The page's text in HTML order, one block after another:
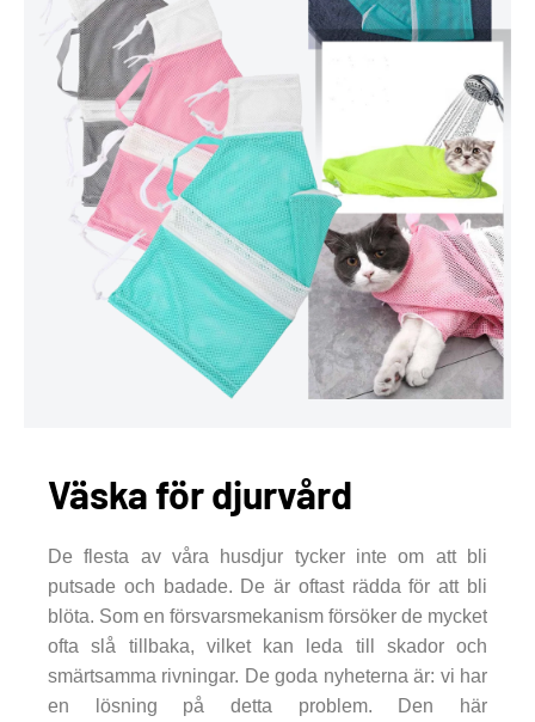
Väska för djurvård
De flesta av våra husdjur tycker inte om att bli
putsade och badade. De är oftast rädda för att bli
blöta. Som en försvarsmekanism försöker de mycket
ofta slå tillbaka, vilket kan leda till skador och
smärtsamma rivningar. De goda nyheterna är: vi har
en lösning på detta problem. Den här